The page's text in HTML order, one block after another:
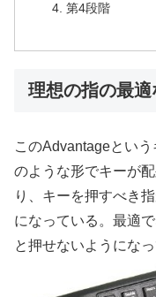
第4段階
理想の指の最
このAdvantageとい
のような形でキーが
り、キーを押すべき
になっている。最適
と押せないようになっ